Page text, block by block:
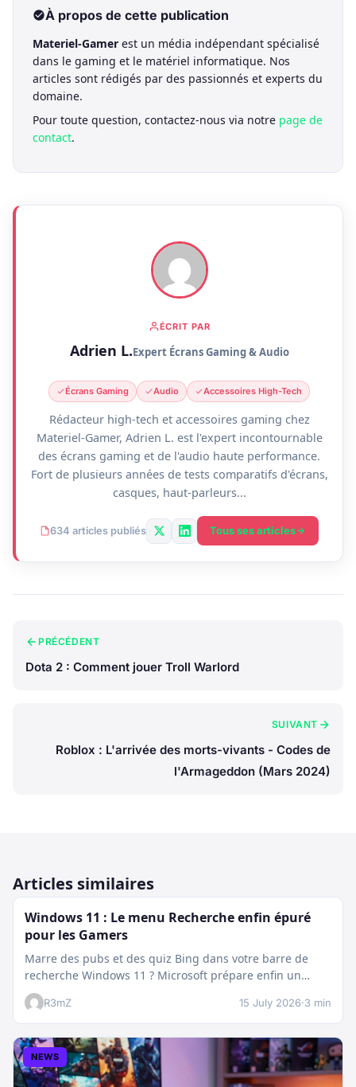
À propos de cette publication
Materiel-Gamer est un média indépendant spécialisé
dans le gaming et le matériel informatique. Nos
articles sont rédigés par des passionnés et experts du
domaine.
Pour toute question, contactez-nous via notre page de
contact.
ÉCRIT PAR
Adrien L.Expert Écrans Gaming & Audio
Écrans Gaming Audio Accessoires High-Tech
Rédacteur high-tech et accessoires gaming chez
Materiel-Gamer, Adrien L. est l'expert incontournable
des écrans gaming et de l'audio haute performance.
Fort de plusieurs années de tests comparatifs d'écrans,
casques, haut-parleurs...
634 articles publiés Tous ses articles
PRÉCÉDENT
Dota 2 : Comment jouer Troll Warlord
SUIVANT
Roblox : L'arrivée des morts-vivants - Codes de
l'Armageddon (Mars 2024)
Articles similaires
Windows 11 : Le menu Recherche enfin épuré
pour les Gamers
Marre des pubs et des quiz Bing dans votre barre de
recherche Windows 11 ? Microsoft prépare enfin un
nettoyage…
R3mZ 15 July 2026·3 min
NEWS